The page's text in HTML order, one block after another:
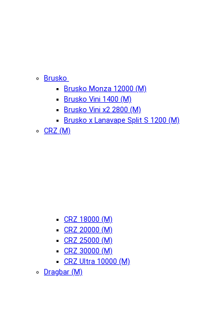
Brusko
Brusko Monza 12000 (М)
Brusko Vini 1400 (М)
Brusko Vini x2 2800 (М)
Brusko x Lanavape Split S 1200 (М)
CRZ (М)
CRZ 18000 (М)
CRZ 20000 (М)
CRZ 25000 (М)
CRZ 30000 (М)
CRZ Ultra 10000 (М)
Dragbar (М)